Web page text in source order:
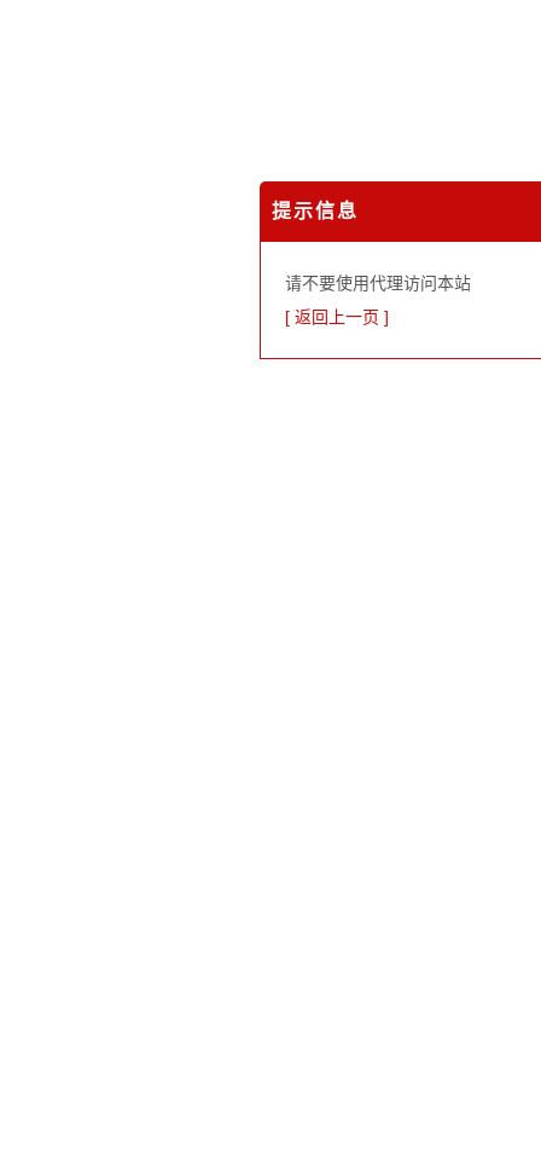
提示信息
请不要使用代理访问本站
[ 返回上一页 ]